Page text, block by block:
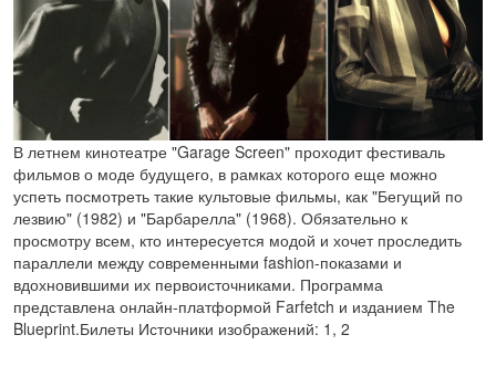
В летнем кинотеатре "Garage Screen" проходит фестиваль
фильмов о моде будущего, в рамках которого еще можно
успеть посмотреть такие культовые фильмы, как "Бегущий по
лезвию" (1982) и "Барбарелла" (1968). Обязательно к
просмотру всем, кто интересуется модой и хочет проследить
параллели между современными fashion-показами и
вдохновившими их первоисточниками. Программа
представлена онлайн-платформой Farfetch и изданием The
Blueprint.Билеты Источники изображений: 1, 2